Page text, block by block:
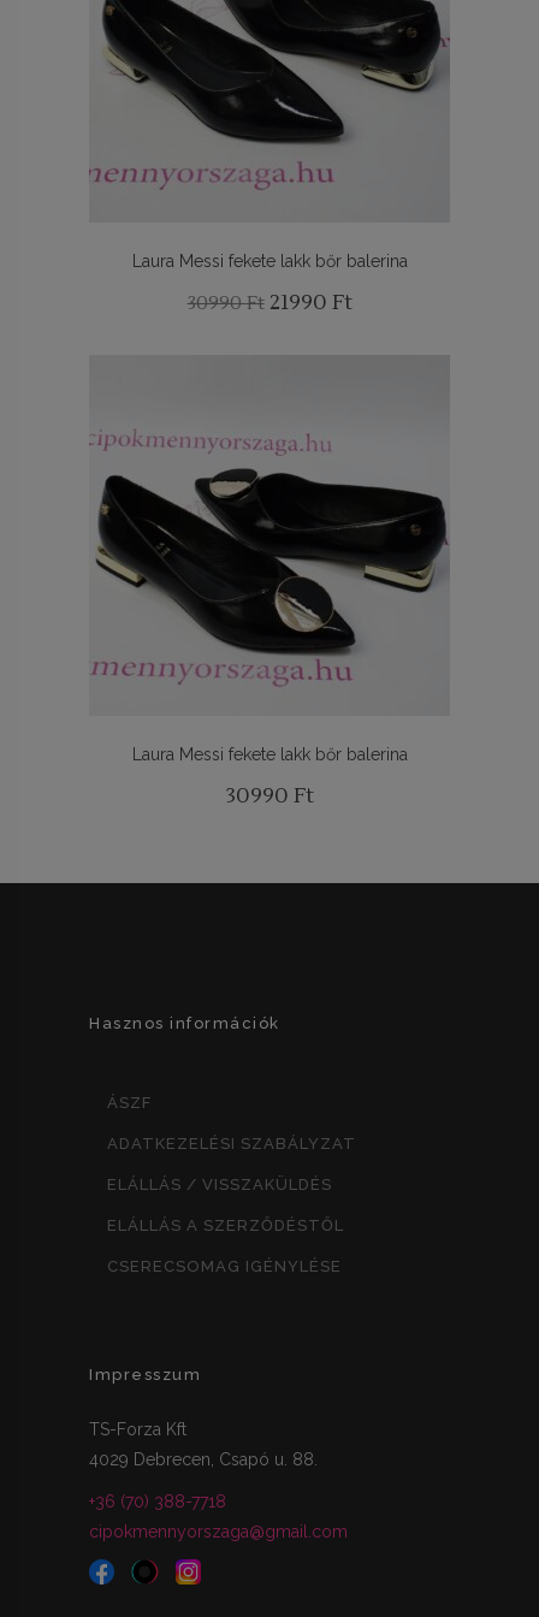
Laura Messi fekete lakk bőr balerina
30990Ft Original
21990 FtCurrent
Laura Messi fekete lakk bőr balerina
30990 Ft
Hasznos információk
ÁSZF
ADATKEZELÉSI SZABÁLYZAT
ELÁLLÁS / VISSZAKÜLDÉS
ELÁLLÁS A SZERZŐDÉSTŐL
CSERECSOMAG IGÉNYLÉSE
Impresszum
TS-Forza Kft
4029 Debrecen, Csapó u. 88.
+36 (70) 388-7718
cipokmennyorszaga@gmail.com